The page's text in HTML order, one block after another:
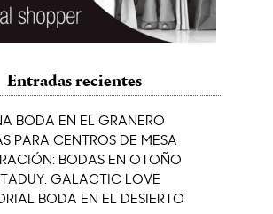
Entradas recientes
BODA EN EL GRANERO
PARA CENTROS DE MESA
BODAS EN OTOÑO
GALACTIC LOVE
BODA EN EL DESIERTO